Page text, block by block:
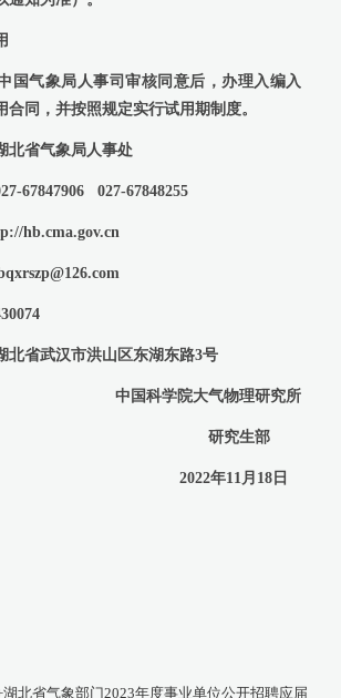
气象局人事司审核同意后，办理入编入
合同，并按照规定实行试用期制度。
省气象局人事处
67847906 027-67848255
省武汉市洪山区东湖东路3号
中国科学院大气物理研究所
研究生部
2022年11月18日
湖北省气象部门2023年度事业单位公开招聘应届